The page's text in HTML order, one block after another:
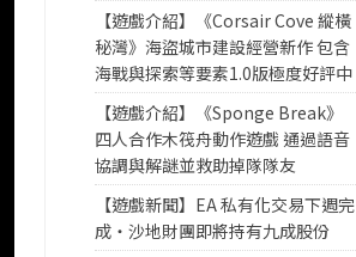
【遊戲介紹】《Corsair Cove 縱橫
秘灣》海盜城市建設經營新作 包含
海戰與探索等要素1.0版極度好評中
【遊戲介紹】《Sponge Break》
四人合作木筏舟動作遊戲 通過語音
協調與解謎並救助掉隊隊友
【遊戲新聞】EA 私有化交易下週完
成・沙地財團即將持有九成股份